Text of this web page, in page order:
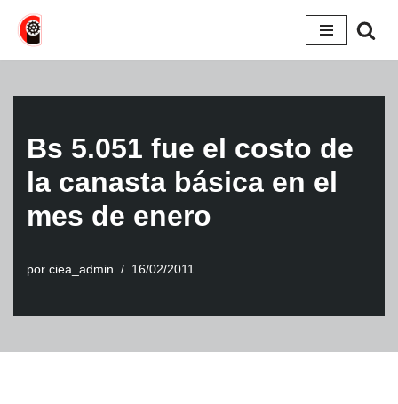
Saltar
Bs 5.051 fue el costo de
la canasta básica en el
mes de enero
por ciea_admin 16/02/2011